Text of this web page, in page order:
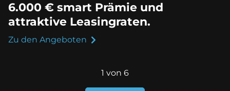
6.000 € smart Prämie und
attraktive Leasingraten.
Zu den Angeboten
1 von 6